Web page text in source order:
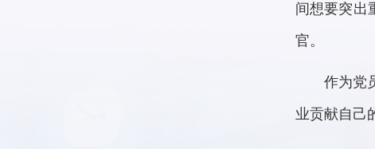
间想要突出
官。
作为党
业贡献自己